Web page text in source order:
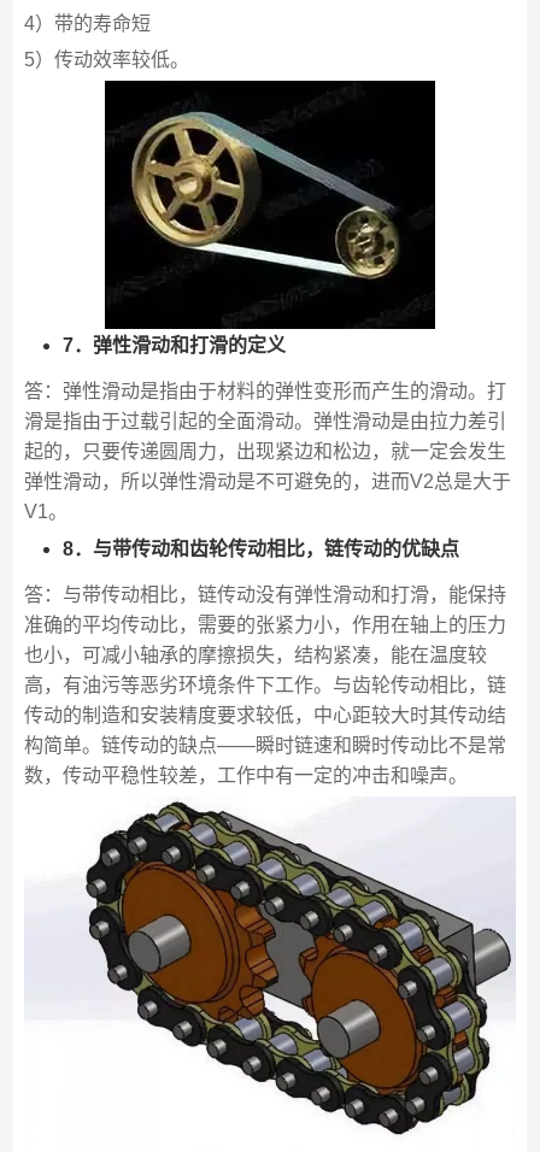
4）带的寿命短
5）传动效率较低。
7．弹性滑动和打滑的定义
答：弹性滑动是指由于材料的弹性变形而产生的滑动。打
滑是指由于过载引起的全面滑动。弹性滑动是由拉力差引
起的，只要传递圆周力，出现紧边和松边，就一定会发生
弹性滑动，所以弹性滑动是不可避免的，进而V2总是大于
V1。
8．与带传动和齿轮传动相比，链传动的优缺点
答：与带传动相比，链传动没有弹性滑动和打滑，能保持
准确的平均传动比，需要的张紧力小，作用在轴上的压力
也小，可减小轴承的摩擦损失，结构紧凑，能在温度较
高，有油污等恶劣环境条件下工作。与齿轮传动相比，链
传动的制造和安装精度要求较低，中心距较大时其传动结
构简单。链传动的缺点——瞬时链速和瞬时传动比不是常
数，传动平稳性较差，工作中有一定的冲击和噪声。